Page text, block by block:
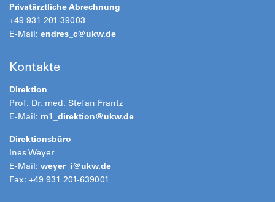
Privatärztliche Abrechnung
+49 931 201-39003
E-Mail: endres_c@ukw.de
Kontakte
Direktion
Prof. Dr. med. Stefan Frantz
E-Mail: m1_direktion@ukw.de
Direktionsbüro
Ines Weyer
E-Mail: weyer_i@ukw.de
Fax: +49 931 201-639001